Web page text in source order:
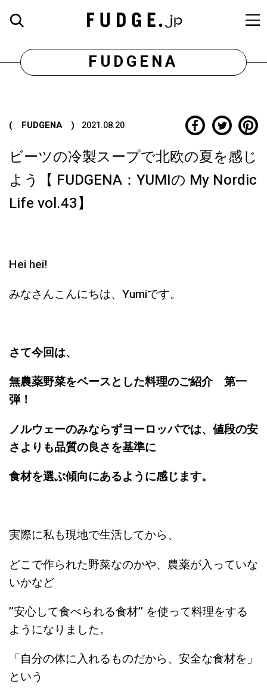
FUDGENA
( FUDGENA ) 2021.08.20
ビーツの冷製スープで北欧の夏を感じ
よう【 FUDGENA：YUMIの My Nordic
Life vol.43】
Hei hei!
みなさんこんにちは、Yumiです。
さて今回は、
無農薬野菜をベースとした料理のご紹介 第一
弾！
ノルウェーのみならずヨーロッパでは、値段の安
さよりも品質の良さを基準に
食材を選ぶ傾向にあるように感じます。
実際に私も現地で生活してから、
どこで作られた野菜なのかや、農薬が入っていな
いかなど
’’安心して食べられる食材’’ を使って料理をする
ようになりました。
「自分の体に入れるものだから、安全な食材を」
という